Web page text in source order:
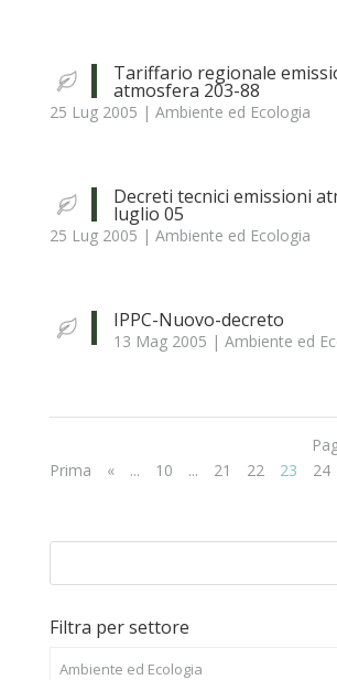
Tariffario regionale
atmosfera 203-88
25 Lug 2005 | Ambiente ed Ecologia
Decreti tecnici emissioni
luglio 05
25 Lug 2005 | Ambiente ed Ecologia
IPPC-Nuovo-decreto
13 Mag 2005 | Ambiente ed
Prima
« ... 10 ... 21 22 23 24
Filtra per settore
Ambiente ed Ecologia